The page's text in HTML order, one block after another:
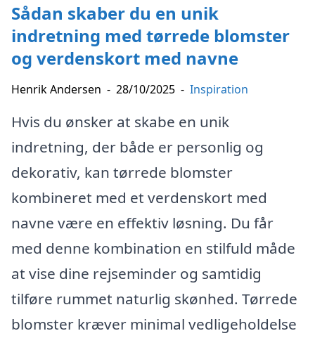
Sådan skaber du en unik
indretning med tørrede blomster
og verdenskort med navne
Henrik Andersen - 28/10/2025 - Inspiration
Hvis du ønsker at skabe en unik
indretning, der både er personlig og
dekorativ, kan tørrede blomster
kombineret med et verdenskort med
navne være en effektiv løsning. Du får
med denne kombination en stilfuld måde
at vise dine rejseminder og samtidig
tilføre rummet naturlig skønhed. Tørrede
blomster kræver minimal vedligeholdelse